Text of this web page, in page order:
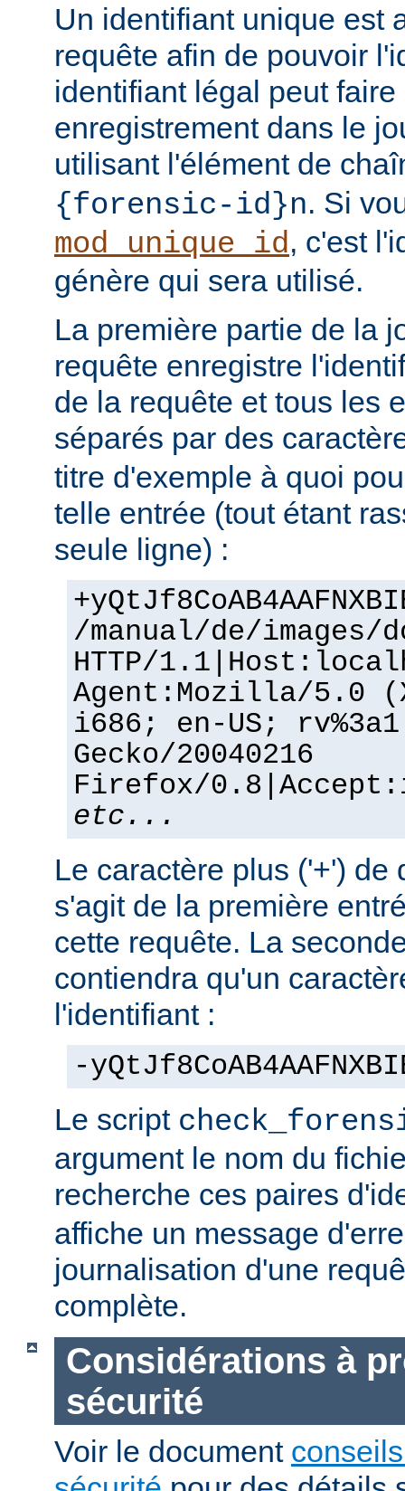
Un identifiant unique est
requête afin de pouvoir
identifiant légal peut
enregistrement dans le
utilisant l'élément de
{forensic-id}n. Si
mod_unique_id, c'est
génère qui sera utilisé.
La première partie de la
requête enregistre
de la requête et tous les
séparés par des
titre d'exemple à quoi
telle entrée (tout étant
seule ligne) :
/manual/de/images/
HTTP/
Agent:Mozilla/5.0
i686; en-US;
Gecko/20040216
Firefox/
etc...
Le caractère plus ('+') de
s'agit de la première
cette requête. La
contiendra qu'un
l'identifiant :
-
Le script
argument le nom du
recherche ces paires
affiche un message
journalisation d'une
complète.
Considérations à
sécurité
Voir le document